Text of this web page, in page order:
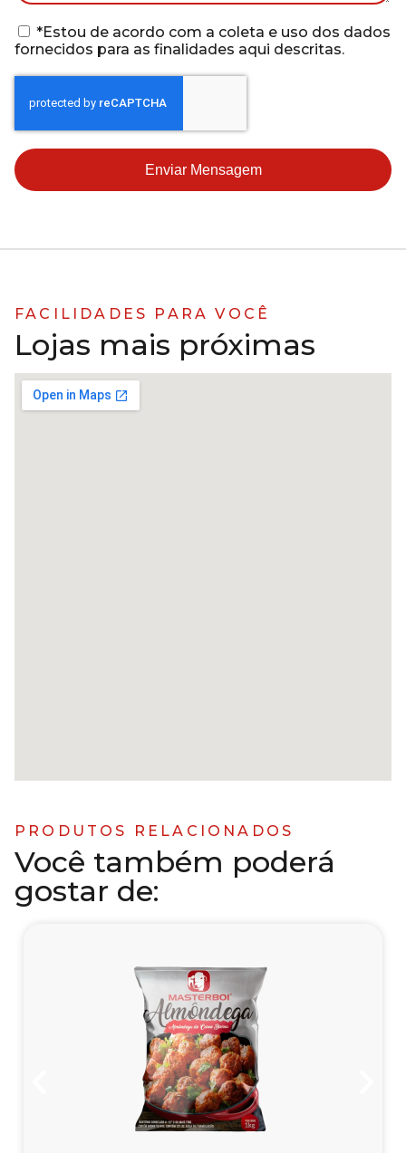
*Estou de acordo com a coleta e uso dos dados
fornecidos para as finalidades aqui descritas.
Enviar Mensagem
FACILIDADES PARA VOCÊ
Lojas mais próximas
PRODUTOS RELACIONADOS
Você também poderá
gostar de: